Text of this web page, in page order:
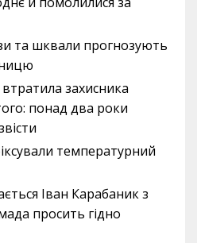
та шквали прогнозують
захисника
понад два роки
температурний
Іван Карабаник з
просить гідно